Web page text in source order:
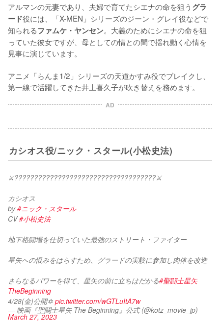
アルマンの元妻であり、夫婦で育てたシエナの命を狙う グラ
ード役には、「X-MEN」シリーズのジーン・グレイ役などで
知られるファムケ・ヤンセン。大義のためにシエナの命を狙
っていた彼女ですが、母としての情との間で揺れ動く心情を
見事に演じています。
アニメ「らんま1/2」シリーズの天道かすみ役でブレイクし、
第一線で活躍してきた井上喜久子が吹き替えを務めます。
AD
カシオス役/ニック・スタール(小松史法)
⚔️????????????????????????????????????⚔
カシオス
by #ニック・スタール
CV #小松史法
地下格闘場を仕切っていた最強のストリート・ファイター
星矢への恨みをはらすため、グラードの実験に参加し肉体を改造
さらなるパワーを得て、星矢の前に立ちはだかる#聖闘士星矢
TheBeginning
4/28(金)公開✡️ pic.twitter.com/wGTLuItA7w
— 映画『聖闘士星矢 The Beginning』公式 (@kotz_movie_jp)
March 27, 2023